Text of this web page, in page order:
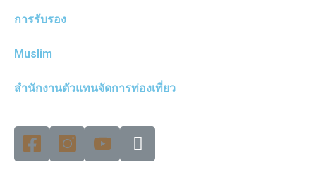
การรับรอง
Muslim
สำนักงานตัวแทนจัดการท่องเที่ยว